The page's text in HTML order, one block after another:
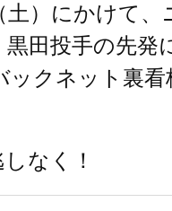
土）にかけて
田投手の先発
ックネット裏
なく！